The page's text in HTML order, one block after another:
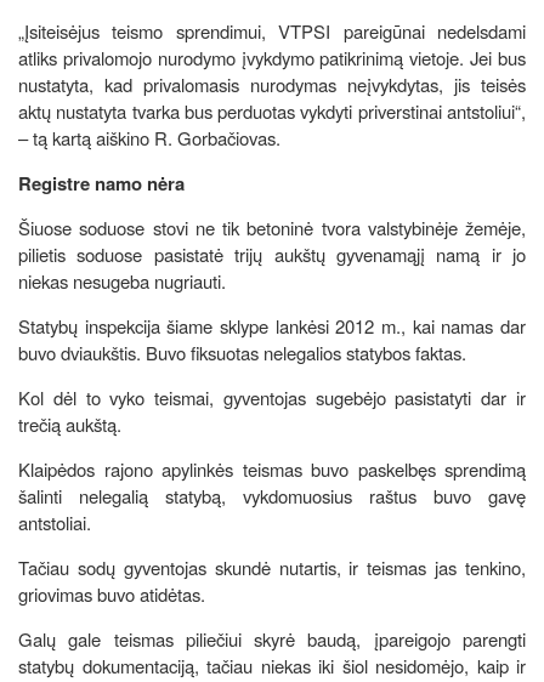
„Įsiteisėjus teismo sprendimui, VTPSI pareigūnai nedelsdami
atliks privalomojo nurodymo įvykdymo patikrinimą vietoje. Jei bus
nustatyta, kad privalomasis nurodymas neįvykdytas, jis teisės
aktų nustatyta tvarka bus perduotas vykdyti priverstinai antstoliui“,
– tą kartą aiškino R. Gorbačiovas.
Registre namo nėra
Šiuose soduose stovi ne tik betoninė tvora valstybinėje žemėje,
pilietis soduose pasistatė trijų aukštų gyvenamąjį namą ir jo
niekas nesugeba nugriauti.
Statybų inspekcija šiame sklype lankėsi 2012 m., kai namas dar
buvo dviaukštis. Buvo fiksuotas nelegalios statybos faktas.
Kol dėl to vyko teismai, gyventojas sugebėjo pasistatyti dar ir
trečią aukštą.
Klaipėdos rajono apylinkės teismas buvo paskelbęs sprendimą
šalinti nelegalią statybą, vykdomuosius raštus buvo gavę
antstoliai.
Tačiau sodų gyventojas skundė nutartis, ir teismas jas tenkino,
griovimas buvo atidėtas.
Galų gale teismas piliečiui skyrė baudą, įpareigojo parengti
statybų dokumentaciją, tačiau niekas iki šiol nesidomėjo, kaip ir